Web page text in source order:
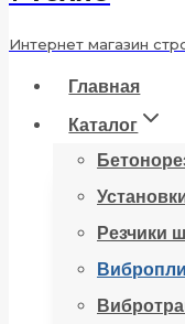
Интернет магазин
Главная
Каталог
Резчики